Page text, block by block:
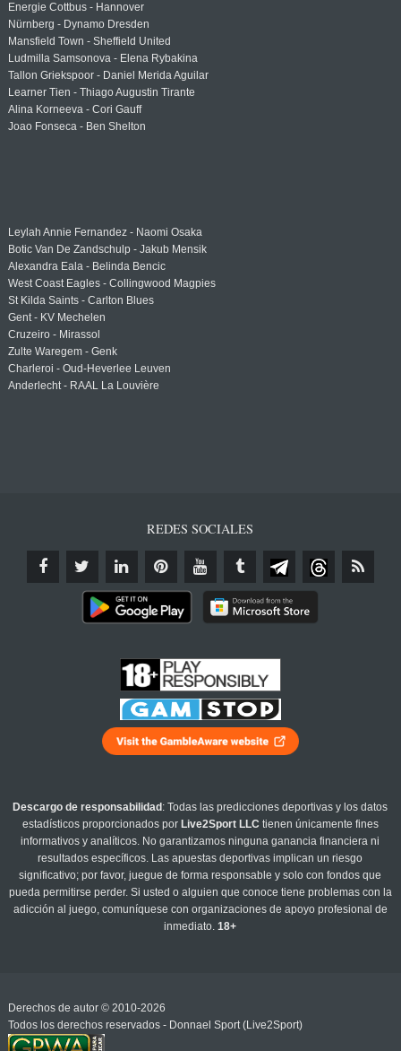
Energie Cottbus - Hannover
Nürnberg - Dynamo Dresden
Mansfield Town - Sheffield United
Ludmilla Samsonova - Elena Rybakina
Tallon Griekspoor - Daniel Merida Aguilar
Learner Tien - Thiago Augustin Tirante
Alina Korneeva - Cori Gauff
Joao Fonseca - Ben Shelton
Leylah Annie Fernandez - Naomi Osaka
Botic Van De Zandschulp - Jakub Mensik
Alexandra Eala - Belinda Bencic
West Coast Eagles - Collingwood Magpies
St Kilda Saints - Carlton Blues
Gent - KV Mechelen
Cruzeiro - Mirassol
Zulte Waregem - Genk
Charleroi - Oud-Heverlee Leuven
Anderlecht - RAAL La Louvière
REDES SOCIALES
Descargo de responsabilidad : Todas las predicciones deportivas y los datos
estadísticos proporcionados por Live2Sport LLC tienen únicamente fines
informativos y analíticos. No garantizamos ninguna ganancia financiera ni
resultados específicos. Las apuestas deportivas implican un riesgo
significativo; por favor, juegue de forma responsable y solo con fondos que
pueda permitirse perder. Si usted o alguien que conoce tiene problemas con la
adicción al juego, comuníquese con organizaciones de apoyo profesional de
inmediato.18+
Derechos de autor © 2010-2026
Todos los derechos reservados - Donnael Sport (Live2Sport)